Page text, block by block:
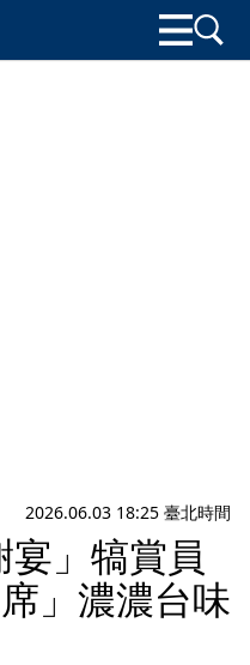
2026.06.03 18:25 臺北時間
」犒賞員
」濃濃台味